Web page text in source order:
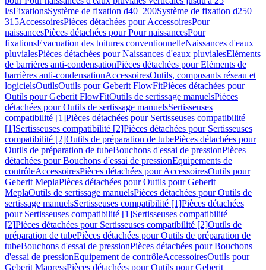
l/sFixationsSystème de fixation d40–200Système de fixation d250–
315AccessoiresPièces détachées pour AccessoiresPour
naissancesPièces détachées pour Pour naissancesPour
fixationsEvacuation des toitures conventionnelleNaissances d'eaux
pluvialesPièces détachées pour Naissances d'eaux pluvialesEléments
de barrières anti-condensationPièces détachées pour Eléments de
barrières anti-condensationAccessoiresOutils, composants réseau et
logicielsOutilsOutils pour Geberit FlowFitPièces détachées pour
Outils pour Geberit FlowFitOutils de sertissage manuelsPièces
détachées pour Outils de sertissage manuelsSertisseuses
compatibilité [1]Pièces détachées pour Sertisseuses compatibilité
[1]Sertisseuses compatibilité [2]Pièces détachées pour Sertisseuses
compatibilité [2]Outils de préparation de tubePièces détachées pour
Outils de préparation de tubeBouchons d'essai de pressionPièces
détachées pour Bouchons d'essai de pressionEquipements de
contrôleAccessoiresPièces détachées pour AccessoiresOutils pour
Geberit MeplaPièces détachées pour Outils pour Geberit
MeplaOutils de sertissage manuelsPièces détachées pour Outils de
sertissage manuelsSertisseuses compatibilité [1]Pièces détachées
pour Sertisseuses compatibilité [1]Sertisseuses compatibilité
[2]Pièces détachées pour Sertisseuses compatibilité [2]Outils de
préparation de tubePièces détachées pour Outils de préparation de
tubeBouchons d'essai de pressionPièces détachées pour Bouchons
d'essai de pressionEquipement de contrôleAccessoiresOutils pour
Geberit MapressPièces détachées pour Outils pour Geberit